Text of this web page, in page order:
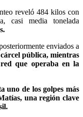
reveló 484 kilos con
casi media tonelada
enviados a
pública, mientras
que operaba en la
uno de los golpes más
una región clave